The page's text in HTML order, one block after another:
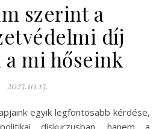
szerint a
díj
mi hőseink
2025.10.15.